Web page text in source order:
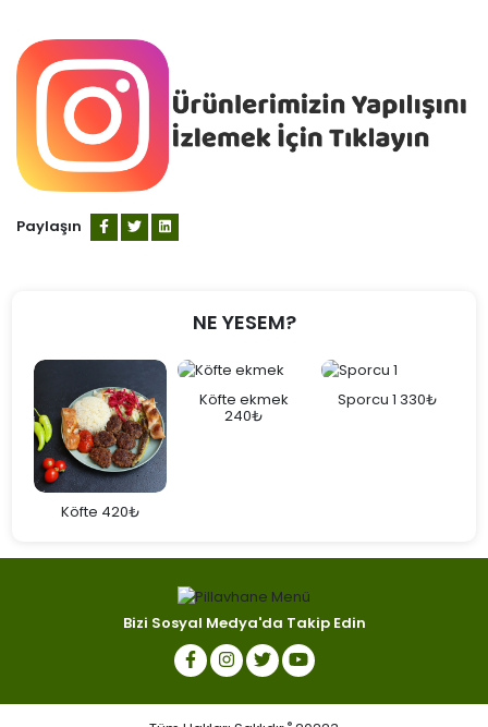
Paylaşın
NE YESEM?
Köfte 420₺
Köfte ekmek
240₺
Sporcu 1 330₺
Bizi Sosyal Medya'da Takip Edin